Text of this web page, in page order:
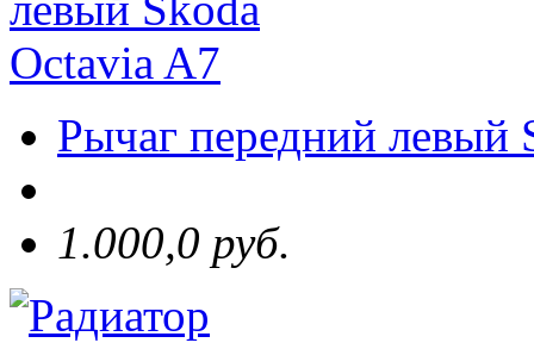
Рычаг передний левый
1.000,0 руб.